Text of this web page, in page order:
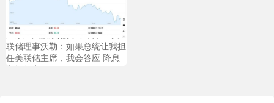
广东广州股票配资 不装了！美
联储理事沃勒：如果总统让我担
任美联储主席，我会答应 降息
立场坚定